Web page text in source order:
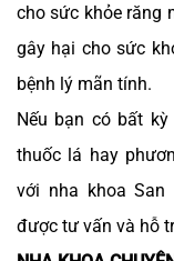
cho sức khỏe răng
gây hại cho sức
bệnh lý mãn tính.
Nếu bạn có bất
thuốc lá hay
với nha khoa
được tư vấn và hỗ